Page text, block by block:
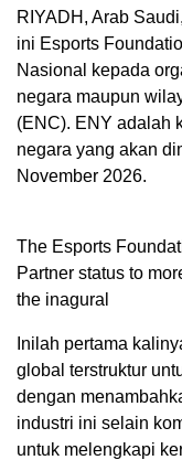
RIYADH, Arab Saudi,
ini Esports
Nasional kepada
negara maupun
(ENC). ENY adalah
negara yang akan
November 2026.
The Esports
Partner status to
the inagural
Inilah pertama
global terstruktur
dengan
industri ini selain
untuk melengkapi